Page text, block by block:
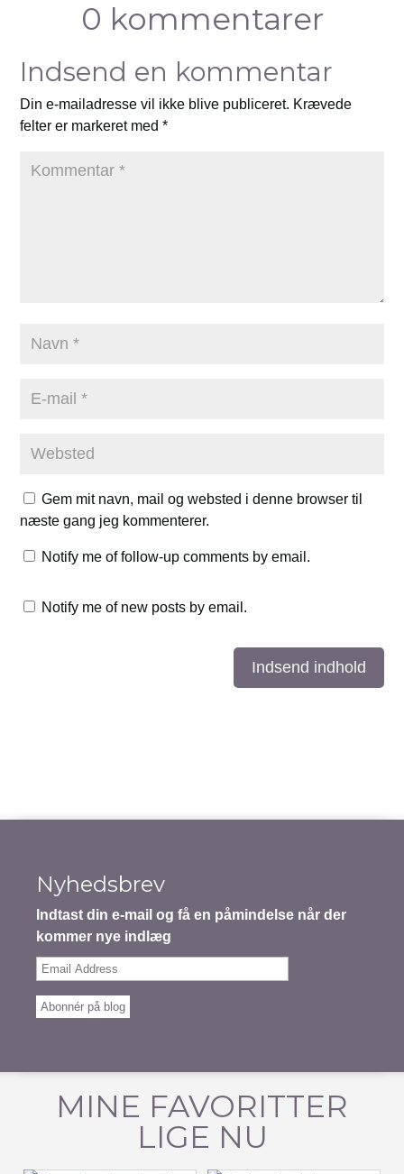
0 kommentarer
Indsend en kommentar
Din e-mailadresse vil ikke blive publiceret. Krævede
felter er markeret med*
Gem mit navn, mail og websted i denne browser til
næste gang jeg kommenterer.
Notify me of follow-up comments by email.
Notify me of new posts by email.
Indsend indhold
Nyhedsbrev
Indtast din e-mail og få en påmindelse når der
kommer nye indlæg
Email
Abonnér på blog
MINE FAVORITTER
LIGE NU